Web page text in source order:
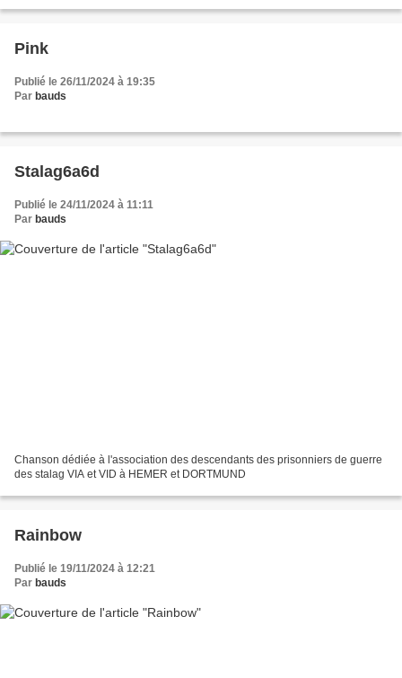
Pink
Publié le 26/11/2024 à 19:35
Par bauds
Stalag6a6d
Publié le 24/11/2024 à 11:11
Par bauds
Chanson dédiée à l'association des descendants des prisonniers de guerre
des stalag VIA et VID à HEMER et DORTMUND
Rainbow
Publié le 19/11/2024 à 12:21
Par bauds